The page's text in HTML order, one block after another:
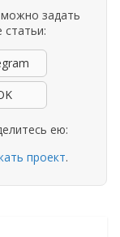
задать
ею:
проект.